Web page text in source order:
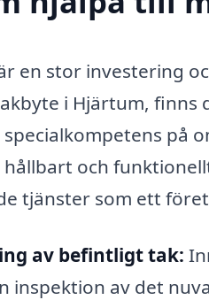
en stor investering
i Hjärtum,
på
och
tjänster som ett
av befintligt tak:
inspektion av det